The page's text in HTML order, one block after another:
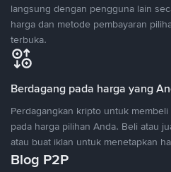
langsung dengan pengguna lain
harga dan metode pembayaran
terbuka.
Berdagang pada harga yang
Perdagangkan kripto untuk
pada harga pilihan Anda. Beli atau
atau buat iklan untuk menetapkan
Blog P2P